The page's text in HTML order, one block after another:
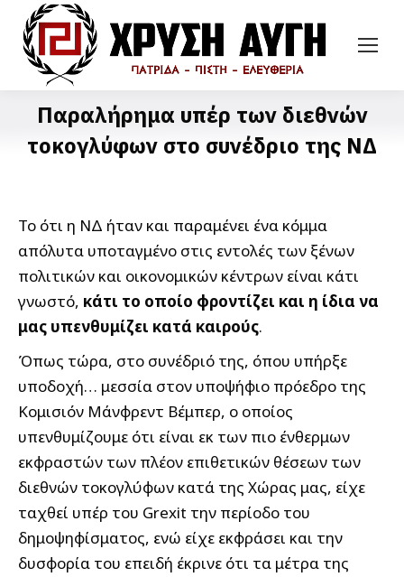
Παραλήρημα υπέρ των διεθνών
τοκογλύφων στο συνέδριο της ΝΔ
Το ότι η ΝΔ ήταν και παραμένει ένα κόμμα
απόλυτα υποταγμένο στις εντολές των ξένων
πολιτικών και οικονομικών κέντρων είναι κάτι
γνωστό, κάτι το οποίο φροντίζει και η ίδια να
μας υπενθυμίζει κατά καιρούς.
Όπως τώρα, στο συνέδριό της, όπου υπήρξε
υποδοχή… μεσσία στον υποψήφιο πρόεδρο της
Κομισιόν Μάνφρεντ Βέμπερ, ο οποίος
υπενθυμίζουμε ότι είναι εκ των πιο ένθερμων
εκφραστών των πλέον επιθετικών θέσεων των
διεθνών τοκογλύφων κατά της Χώρας μας, είχε
ταχθεί υπέρ του Grexit την περίοδο του
δημοψηφίσματος, ενώ είχε εκφράσει και την
δυσφορία του επειδή έκρινε ότι τα μέτρα της